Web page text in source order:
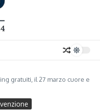
gratuiti, il 27 marzo cuore e